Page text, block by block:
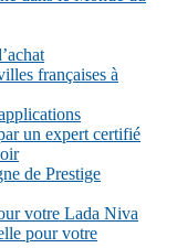
françaises à
un expert certifié
de Prestige
votre Lada Niva
pour votre